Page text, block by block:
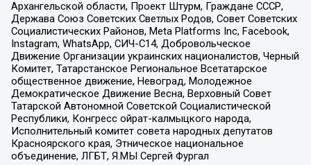
Архангельской области, Проект Штурм, Граждане СССР,
Держава Союз Советских Светлых Родов, Совет Советских
Социалистических Районов, Meta Platforms Inc, Facebook,
Instagram, WhatsApp, СИЧ-С14, Добровольческое
Движение Организации украинских националистов, Черный
Комитет, Татарстанское Региональное Всетатарское
общественное движение, Невоград, Молодежное
Демократическое Движение Весна, Верховный Совет
Татарской Автономной Советской Социалистической
Республики, Конгресс ойрат-калмыцкого народа,
Исполнительный комитет совета народных депутатов
Красноярского края, Этническое национальное
объединение, ЛГБТ, Я.МЫ Сергей Фургал